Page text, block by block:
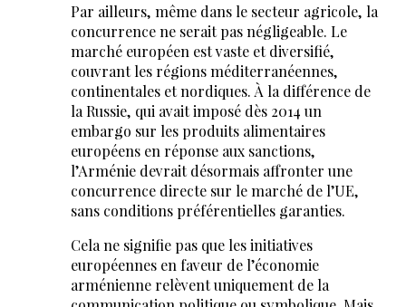
Par ailleurs, même dans le secteur agricole, la
concurrence ne serait pas négligeable. Le
marché européen est vaste et diversifié,
couvrant les régions méditerranéennes,
continentales et nordiques. À la différence de
la Russie, qui avait imposé dès 2014 un
embargo sur les produits alimentaires
européens en réponse aux sanctions,
l’Arménie devrait désormais affronter une
concurrence directe sur le marché de l’UE,
sans conditions préférentielles garanties.
Cela ne signifie pas que les initiatives
européennes en faveur de l’économie
arménienne relèvent uniquement de la